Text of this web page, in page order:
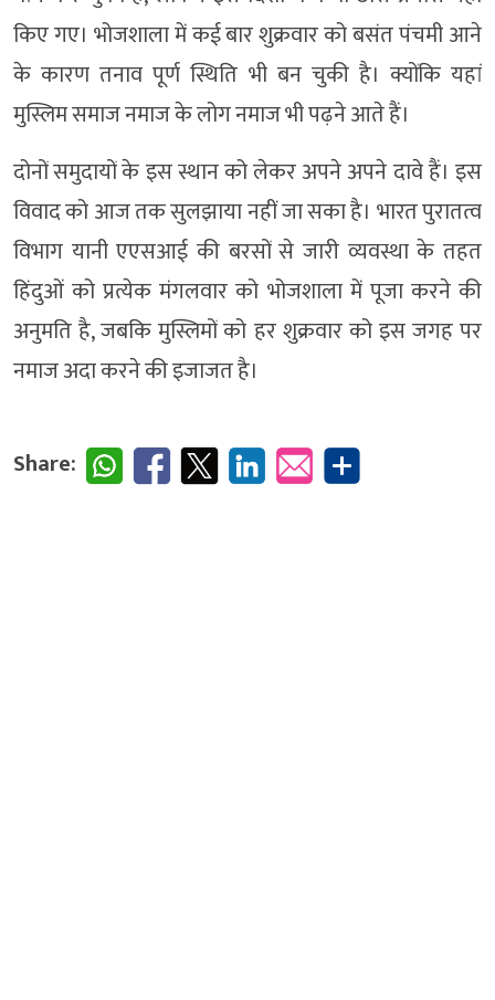
किए गए। भोजशाला में कई बार शुक्रवार को बसंत पंचमी आने
के कारण तनाव पूर्ण स्थिति भी बन चुकी है। क्योंकि यहां
मुस्लिम समाज नमाज के लोग नमाज भी पढ़ने आते हैं।
दोनों समुदायों के इस स्थान को लेकर अपने अपने दावे हैं। इस
विवाद को आज तक सुलझाया नहीं जा सका है। भारत पुरातत्व
विभाग यानी एएसआई की बरसों से जारी व्यवस्था के तहत
हिंदुओं को प्रत्येक मंगलवार को भोजशाला में पूजा करने की
अनुमति है, जबकि मुस्लिमों को हर शुक्रवार को इस जगह पर
नमाज अदा करने की इजाजत है।
Share: